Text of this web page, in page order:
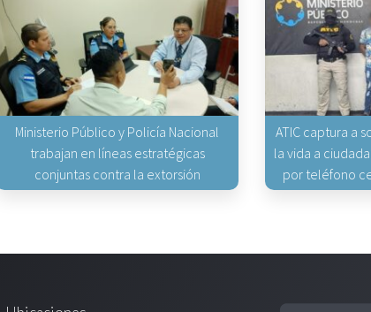
Ministerio Público y Policía Nacional
trabajan en líneas estratégicas
conjuntas contra la extorsión
ATIC captura a
la vida a
por teléfono